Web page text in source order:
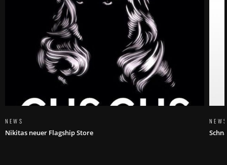
NEWS
Nikitas neuer Flagship Store
NEWS